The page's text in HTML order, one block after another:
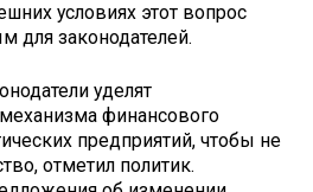
условиях этот вопрос
для законодателей.
уделят
финансового
предприятий, чтобы не
отметил политик.